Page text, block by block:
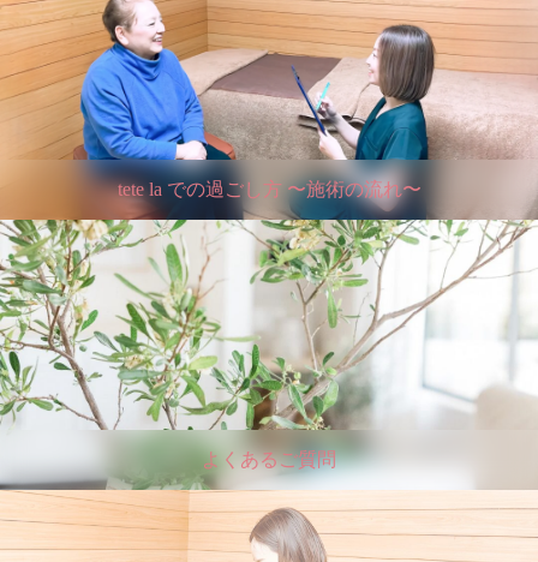
tete la での過ごし方 〜施術の流れ〜
よくあるご質問